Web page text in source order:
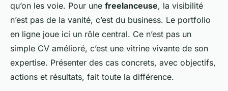
qu’on les voie. Pour une freelanceuse, la visibilité
n’est pas de la vanité, c’est du business. Le portfolio
en ligne joue ici un rôle central. Ce n’est pas un
simple CV amélioré, c’est une vitrine vivante de son
expertise. Présenter des cas concrets, avec objectifs,
actions et résultats, fait toute la différence.